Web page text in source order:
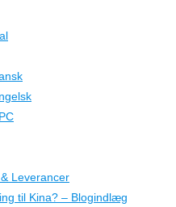
Leverancer
til Kina? – Blogindlæg